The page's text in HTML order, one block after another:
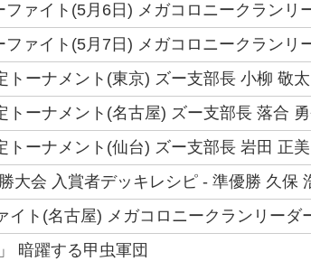
ァイト(5月6日) メガコロニークランリ
ァイト(5月7日) メガコロニークランリ
ーナメント(東京) ズー支部長 小柳 敬
ーナメント(名古屋) ズー支部長 落合
ーナメント(仙台) ズー支部長 岩田 正
大会 入賞者デッキレシピ - 準優勝 久保
イト(名古屋) メガコロニークランリーダ
暗躍する甲虫軍団